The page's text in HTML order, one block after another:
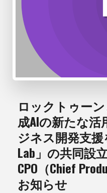
ロックトゥー
成AIの新たな
ジネス開発支援
Lab」の共同設
CPO（Chief
お知らせ